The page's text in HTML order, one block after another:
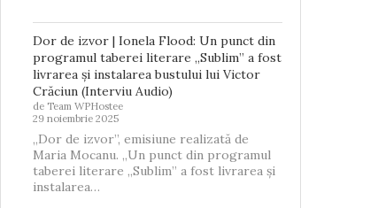
Dor de izvor | Ionela Flood: Un punct din
programul taberei literare „Sublim” a fost
livrarea și instalarea bustului lui Victor
Crăciun (Interviu Audio)
de Team WPHostee
29 noiembrie 2025
„Dor de izvor”, emisiune realizată de
Maria Mocanu. „Un punct din programul
taberei literare „Sublim” a fost livrarea și
instalarea…